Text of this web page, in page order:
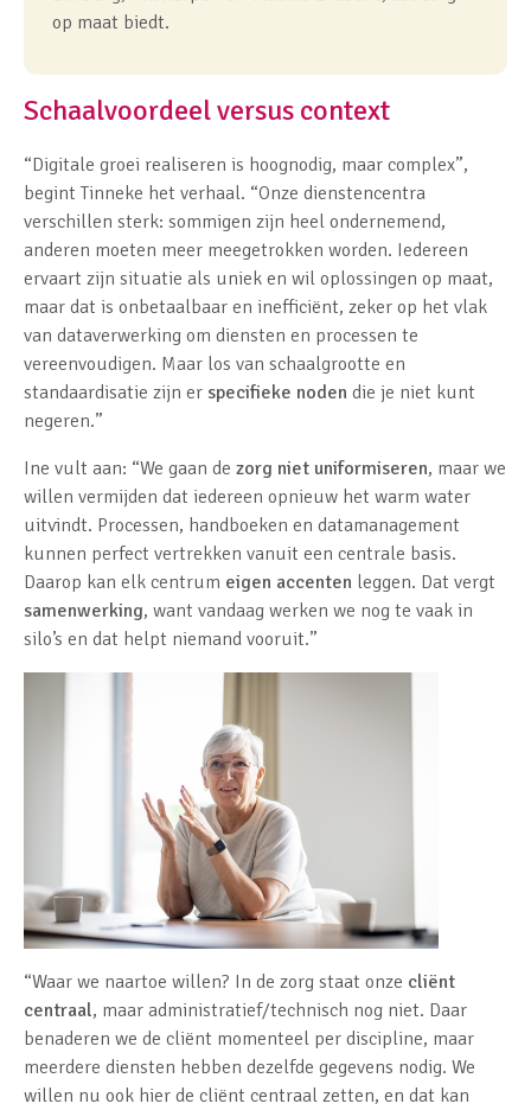
op maat biedt.
Schaalvoordeel versus context
“Digitale groei realiseren is hoognodig, maar complex”,
begint Tinneke het verhaal. “Onze dienstencentra
verschillen sterk: sommigen zijn heel ondernemend,
anderen moeten meer meegetrokken worden. Iedereen
ervaart zijn situatie als uniek en wil oplossingen op maat,
maar dat is onbetaalbaar en inefficiënt, zeker op het vlak
van dataverwerking om diensten en processen te
vereenvoudigen. Maar los van schaalgrootte en
standaardisatie zijn er specifieke noden die je niet kunt
negeren.”
Ine vult aan: “We gaan de zorg niet uniformiseren, maar we
willen vermijden dat iedereen opnieuw het warm water
uitvindt. Processen, handboeken en datamanagement
kunnen perfect vertrekken vanuit een centrale basis.
Daarop kan elk centrum eigen accenten leggen. Dat vergt
samenwerking, want vandaag werken we nog te vaak in
silo’s en dat helpt niemand vooruit.”
“Waar we naartoe willen? In de zorg staat onze cliënt
centraal, maar administratief/technisch nog niet. Daar
benaderen we de cliënt momenteel per discipline, maar
meerdere diensten hebben dezelfde gegevens nodig. We
willen nu ook hier de cliënt centraal zetten, en dat kan